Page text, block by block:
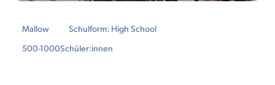
Mallow
Schulform: High School
500-1000Schüler:innen